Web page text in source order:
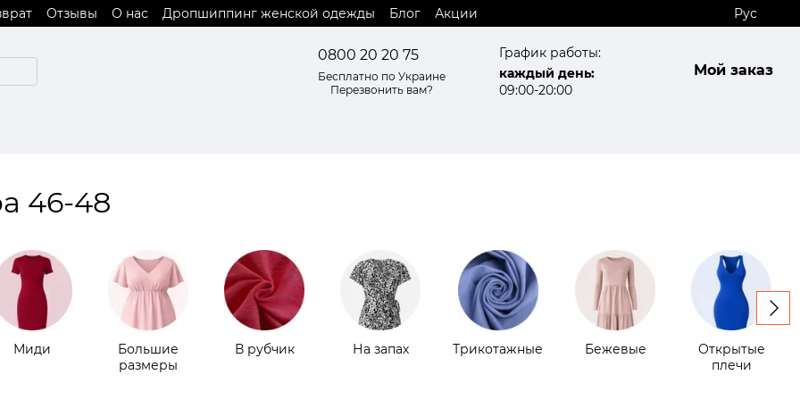
Отзывы О нас Дропшиппинг женской одежды Блог
Акции
Рус
0800 20 20 75
Бесплатно по Украине
Перезвонить вам?
График работы:
каждый день:
09:00-20:00
Мой заказ
46-48
Миди
Большие
размеры
В рубчик На запах Трикотажные Бежевые
Открытые
плечи